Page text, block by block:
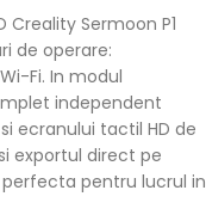
Sermoon P1
de operare:
Fi. In modul
independent
ecranului tactil HD de
exportul direct pe
pentru lucrul in